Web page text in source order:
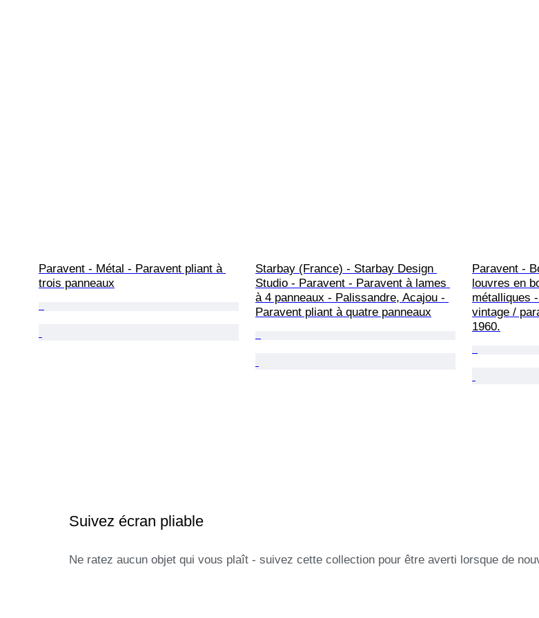
Paravent - Métal - Paravent pliant à
trois panneaux
Starbay (France) - Starbay Design
Studio - Paravent - Paravent à lames
à 4 panneaux - Palissandre, Acajou -
Paravent pliant à quatre panneaux
Paravent -
louvres en
métalliques
vintage /
1960.
Suivez écran pliable
Ne ratez aucun objet qui vous plaît - suivez cette collection pour être averti lorsque de